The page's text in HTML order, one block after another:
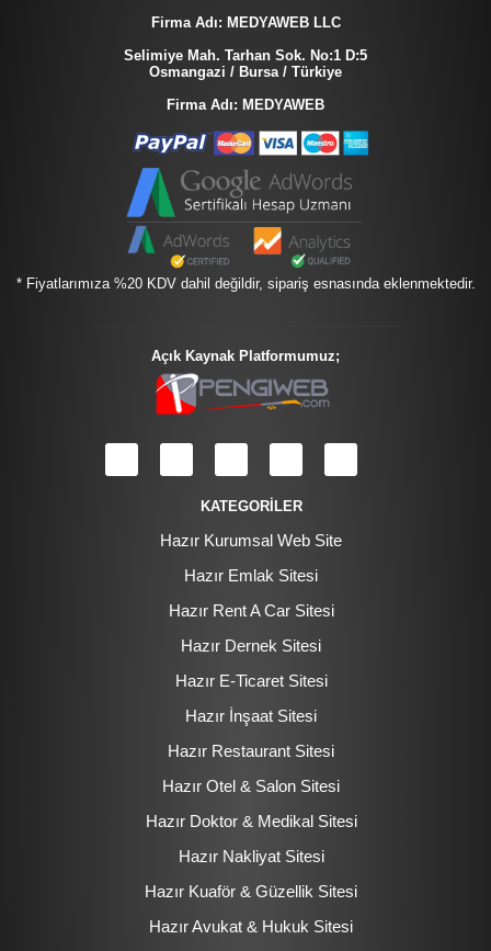
Firma Adı: MEDYAWEB LLC
Selimiye Mah. Tarhan Sok. No:1 D:5
Osmangazi / Bursa / Türkiye
Firma Adı: MEDYAWEB
* Fiyatlarımıza %20 KDV dahil değildir, sipariş esnasında eklenmektedir.
Açık Kaynak Platformumuz;
KATEGORİLER
Hazır Kurumsal Web Site
Hazır Emlak Sitesi
Hazır Rent A Car Sitesi
Hazır Dernek Sitesi
Hazır E-Ticaret Sitesi
Hazır İnşaat Sitesi
Hazır Restaurant Sitesi
Hazır Otel & Salon Sitesi
Hazır Doktor & Medikal Sitesi
Hazır Nakliyat Sitesi
Hazır Kuaför & Güzellik Sitesi
Hazır Avukat & Hukuk Sitesi